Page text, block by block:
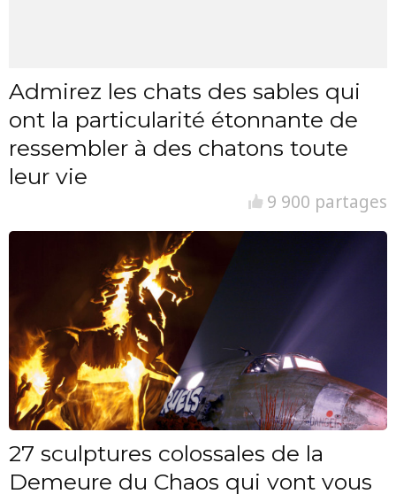
Admirez les chats des sables qui
ont la particularité étonnante de
ressembler à des chatons toute
leur vie
9 900 partages
27 sculptures colossales de la
Demeure du Chaos qui vont vous